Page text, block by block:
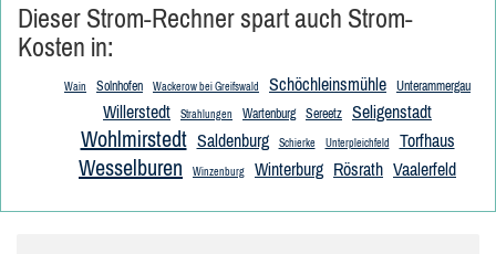
Dieser Strom-Rechner spart auch Strom-
Kosten in:
Wain Solnhofen Wackerow bei Greifswald Schöchleinsmühle Unterammergau
Willerstedt Strahlungen Wartenburg Sereetz Seligenstadt
Wohlmirstedt Saldenburg Schierke Unterpleichfeld Torfhaus
Wesselburen Winzenburg Winterburg Rösrath Vaalerfeld